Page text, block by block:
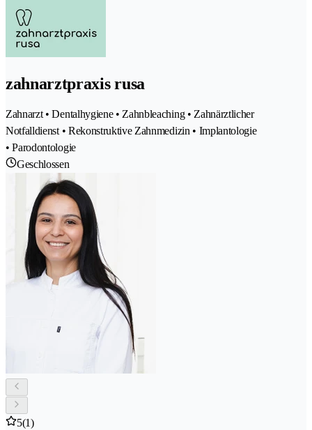
zahnarztpraxis rusa
Zahnarzt • Dentalhygiene • Zahnbleaching • Zahnärztlicher
Notfalldienst • Rekonstruktive Zahnmedizin • Implantologie
• Parodontologie
Geschlossen
5(1)